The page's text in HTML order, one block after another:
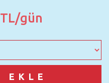
TL/gün